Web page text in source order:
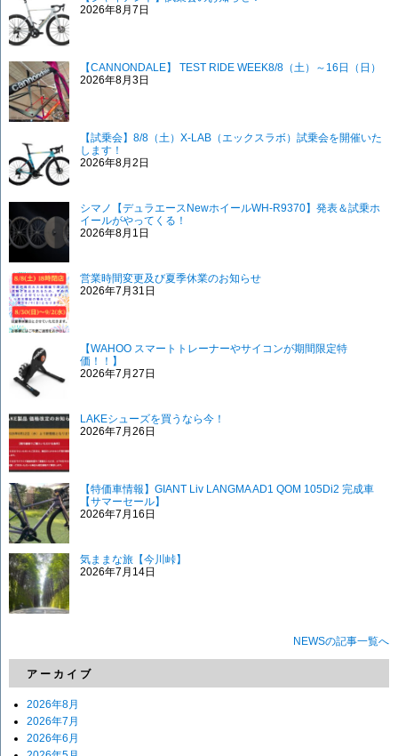
2026年8月7日
【CANNONDALE】 TEST RIDE WEEK8/8（土）～16日（日）
2026年8月3日
【試乗会】8/8（土）X-LAB（エックスラボ）試乗会を開催いた
します！
2026年8月2日
シマノ【デュラエースNewホイールWH-R9370】発表＆試乗ホ
イールがやってくる！
2026年8月1日
営業時間変更及び夏季休業のお知らせ
2026年7月31日
【WAHOO スマートトレーナーやサイコンが期間限定特
価！！】
2026年7月27日
LAKEシューズを買うなら今！
2026年7月26日
【特価車情報】GIANT Liv LANGMA AD1 QOM 105Di2 完成車
【サマーセール】
2026年7月16日
気ままな旅【今川峠】
2026年7月14日
NEWSの記事一覧へ
アーカイブ
2026年8月
2026年7月
2026年6月